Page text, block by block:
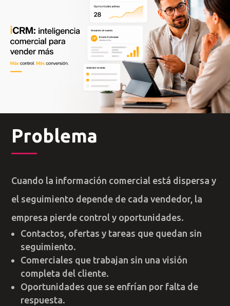
Problema
Cuando la información comercial está dispersa y
el seguimiento depende de cada vendedor, la
empresa pierde control y oportunidades.
Contactos, ofertas y tareas que quedan sin
seguimiento.
Comerciales que trabajan sin una visión
completa del cliente.
Oportunidades que se enfrían por falta de
respuesta.